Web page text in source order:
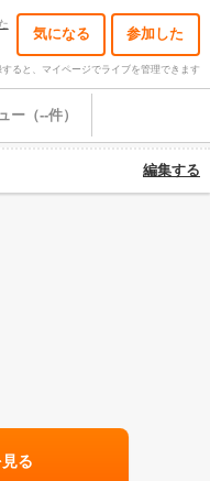
気になる 参加した
ると、マイページでライブを管理できます
ー（--件）
編集する
る